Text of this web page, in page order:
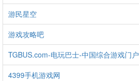
游民星空
游戏攻略吧
TGBUS.com-电玩巴士-中国综合游戏门户
4399手机游戏网